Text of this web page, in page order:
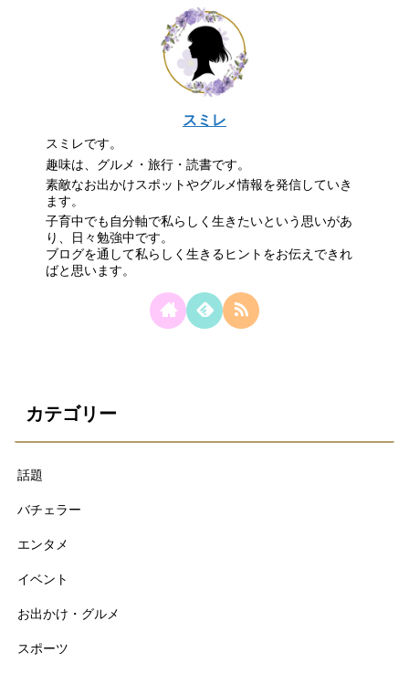
スミレ
スミレです。
趣味は、グルメ・旅行・読書です。
素敵なお出かけスポットやグルメ情報を発信していき
ます。
子育中でも自分軸で私らしく生きたいという思いがあ
り、日々勉強中です。
ブログを通して私らしく生きるヒントをお伝えできれ
ばと思います。
カテゴリー
話題
バチェラー
エンタメ
イベント
お出かけ・グルメ
スポーツ